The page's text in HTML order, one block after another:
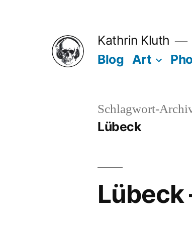
Kathrin Kluth
Blog Art
Schlagwort-
Lübeck
Lübeck